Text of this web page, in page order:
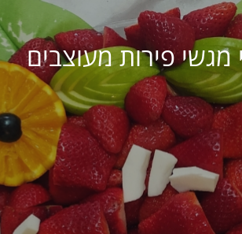
מגשי פירות מעוצבים